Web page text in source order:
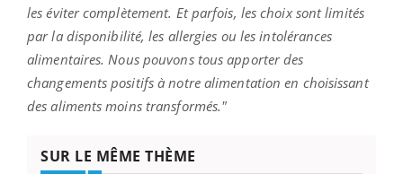
les éviter complètement. Et parfois, les choix sont limités
par la disponibilité, les allergies ou les intolérances
alimentaires. Nous pouvons tous apporter des
changements positifs à notre alimentation en choisissant
des aliments moins transformés."
SUR LE MÊME THÈME